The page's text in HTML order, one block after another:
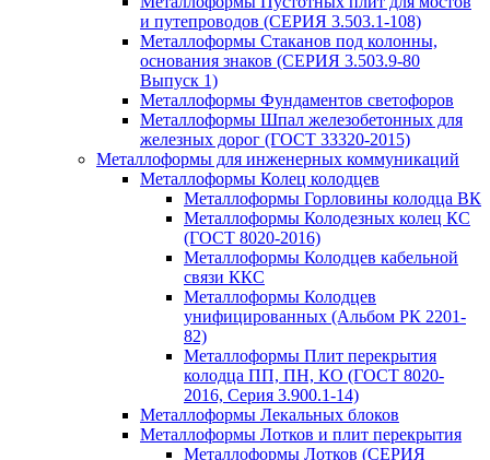
и путепроводов (СЕРИЯ 3.503.1-108)
Металлоформы Стаканов под колонны,
основания знаков (СЕРИЯ 3.503.9-80
Выпуск 1)
Металлоформы Фундаментов светофоров
Металлоформы Шпал железобетонных для
железных дорог (ГОСТ 33320-2015)
Металлоформы для инженерных коммуникаций
Металлоформы Колец колодцев
Металлоформы Горловины колодца ВК
Металлоформы Колодезных колец КС
(ГОСТ 8020-2016)
Металлоформы Колодцев кабельной
связи ККС
Металлоформы Колодцев
унифицированных (Альбом РК 2201-
82)
Металлоформы Плит перекрытия
колодца ПП, ПН, КО (ГОСТ 8020-
2016, Серия 3.900.1-14)
Металлоформы Лекальных блоков
Металлоформы Лотков и плит перекрытия
Металлоформы Лотков (СЕРИЯ